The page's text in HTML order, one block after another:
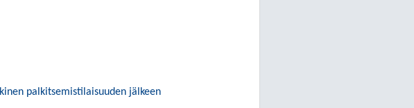
palkitsemistilaisuuden jälkeen